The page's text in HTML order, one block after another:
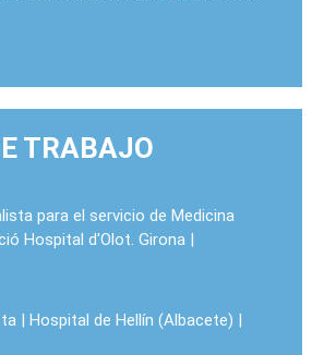
TRABAJO
para el servicio de Medicina
Hospital d'Olot. Girona |
| Hospital de Hellín (Albacete) |